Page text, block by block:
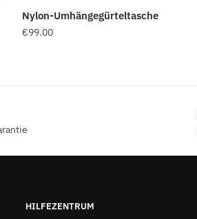
Nylon-Umhängegürteltasche
€99.00
HILFEZENTRUM